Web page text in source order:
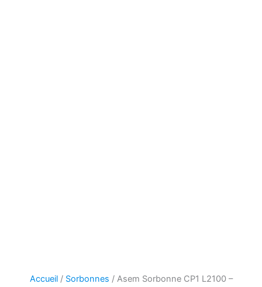
Accueil/ Sorbonnes / Asem Sorbonne CP1 L2100 –